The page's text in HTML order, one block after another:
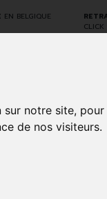
notre site,
de nos visiteurs.
EN BELGIQUE